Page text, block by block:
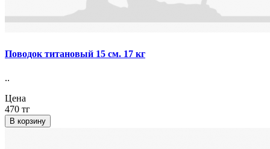
Поводок титановый 15 см. 17 кг
..
Цена
470 тг
В корзину